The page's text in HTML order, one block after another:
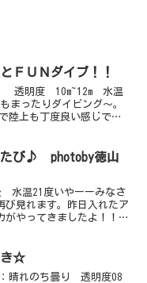
ＦＵＮダイブ！！
透明度 10m~12m 水温
まったりダイビング～。
陸上も丁度良い感じで汗
いのスージーちゃんを見
たび♪ photoby徳山
水温21度いやーーみなさ
び見れます。昨日入れたア
がやってきましたよ！！ざ
き☆
晴れのち曇り 透明度08